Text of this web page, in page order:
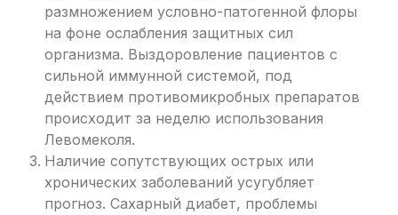
размножением условно-патогенной флоры
на фоне ослабления защитных сил
организма. Выздоровление пациентов с
сильной иммунной системой, под
действием противомикробных препаратов
происходит за неделю использования
Левомеколя.
Наличие сопутствующих острых или
хронических заболеваний усугубляет
прогноз. Сахарный диабет, проблемы